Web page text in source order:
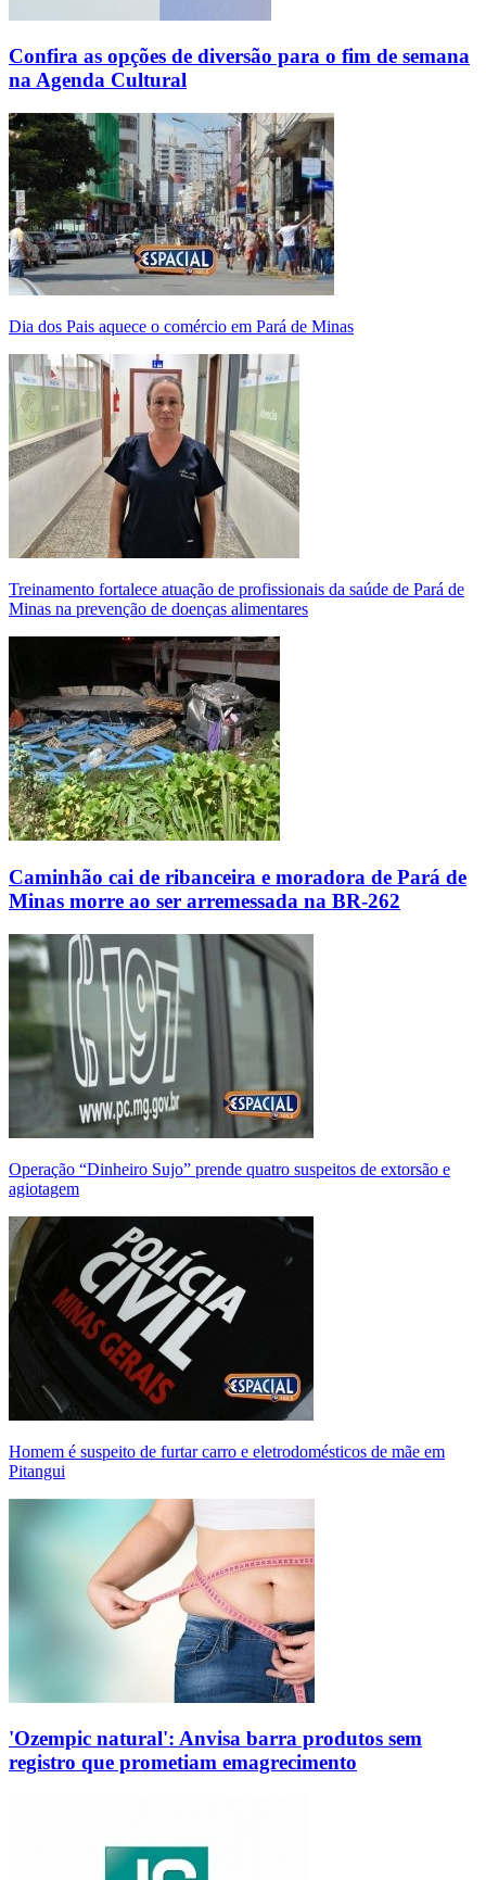
Confira as opções de diversão para o fim de semana
na Agenda Cultural
Dia dos Pais aquece o comércio em Pará de Minas
Treinamento fortalece atuação de profissionais da saúde de Pará de
Minas na prevenção de doenças alimentares
Caminhão cai de ribanceira e moradora de Pará de
Minas morre ao ser arremessada na BR-262
Operação “Dinheiro Sujo” prende quatro suspeitos de extorsão e
agiotagem
Homem é suspeito de furtar carro e eletrodomésticos de mãe em
Pitangui
'Ozempic natural': Anvisa barra produtos sem
registro que prometiam emagrecimento